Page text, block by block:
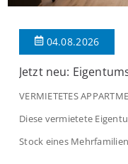
04.08.2026
Jetzt neu:
VERMIETETES
Diese vermietete
Stock eines